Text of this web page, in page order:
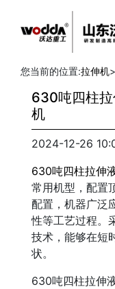
您当前的位置:拉伸机>
630吨四柱
机
2024-12-26
630吨四柱拉伸
常用机型，配置
配置，机器广泛
性等工艺过程。
技术，能够在短
状。
630吨四柱拉伸